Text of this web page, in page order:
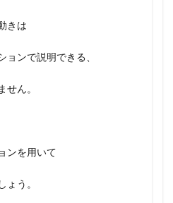
きは
ョンで説明できる、
せん。
ンを用いて
う。